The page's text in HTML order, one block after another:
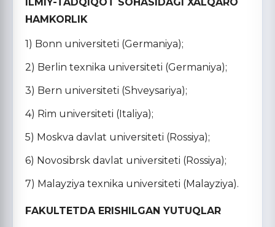
HAMKORLIK
1) Bonn universiteti (Germaniya);
2) Berlin texnika universiteti (Germaniya);
3) Bern universiteti (Shveysariya);
4) Rim universiteti (Italiya);
5) Moskva davlat universiteti (Rossiya);
6) Novosibrsk davlat universiteti (Rossiya);
7) Malayziya texnika universiteti (Malayziya).
FAKULTETDA ERISHILGAN YUTUQLAR